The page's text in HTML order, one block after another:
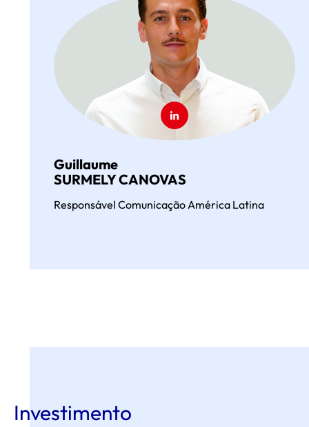
Guillaume
SURMELY CANOVAS
Responsável Comunicação América Latina
Investimento